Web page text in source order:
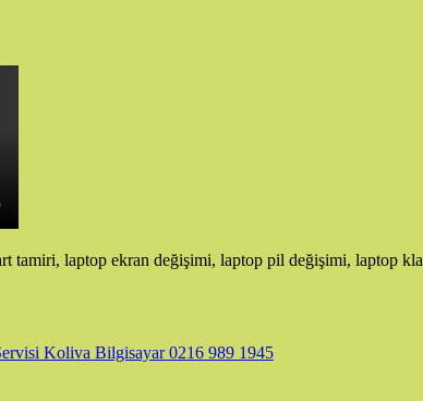
tamiri, laptop ekran değişimi, laptop pil değişimi, laptop